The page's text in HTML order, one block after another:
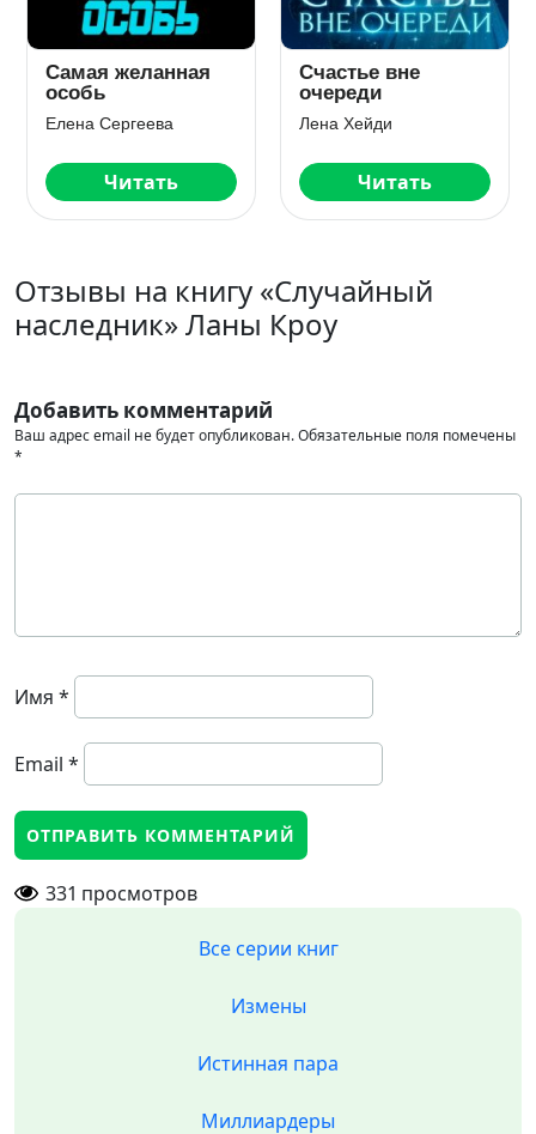
Наследник от
ненужной
Лана Кроу
Читать
Наследник для
звёздного
захватчика
Марина Рисоль
Читать
Отзывы на книгу «Случайный
наследник» Ланы Кроу
Добавить комментарий
Ваш адрес email не будет опубликован.Обязательные поля помечены
*
Имя *
Email *
331 просмотров
Все серии книг
Измены
Истинная пара
Миллиардеры